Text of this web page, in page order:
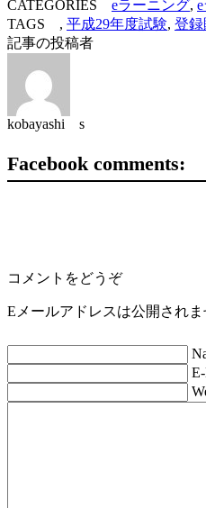
CATEGORIES eラーニング,
TAGS , 平成29年度試験, 登
記事の投稿者
kobayashi s
Facebook comments:
コメントをどうぞ
Eメールアドレスは公開されま